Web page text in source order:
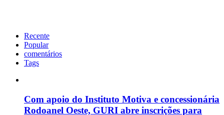
Recente
Popular
comentários
Tags
Com apoio do Instituto Motiva e concessionária
Rodoanel Oeste, GURI abre inscrições para